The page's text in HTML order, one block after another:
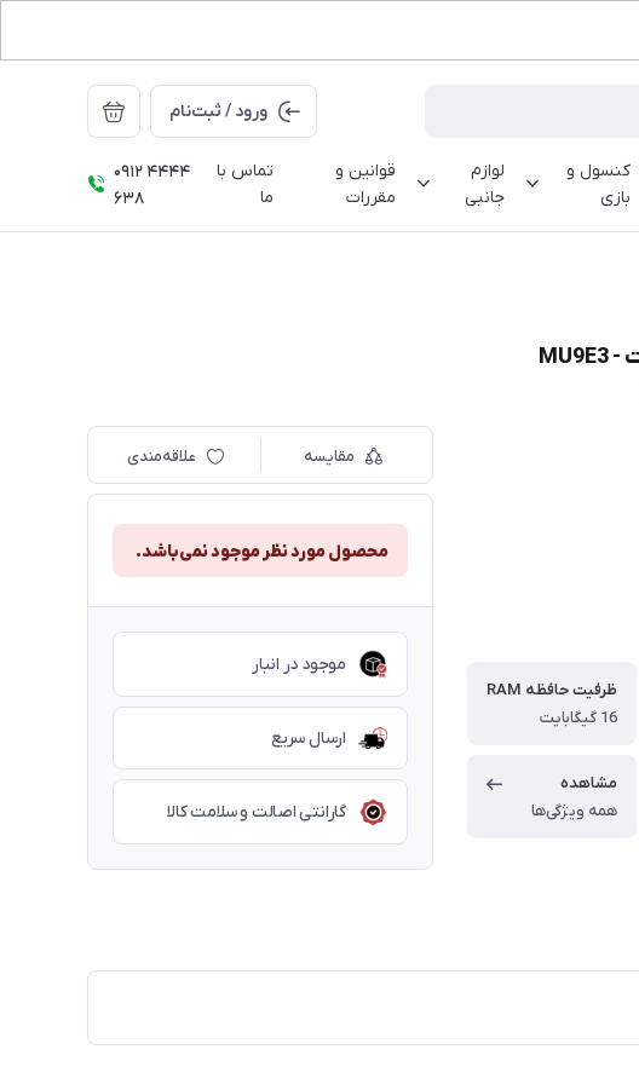
ورود / ثبت‌نام
کنسول و
بازی
لوازم
جانبی
قوانین و
مقررات
تماس با
ما
0912 4444
638
ظرفیت حافظه RAM
16 گیگابایت
مشاهده
همه ویژگی‌ها
مقایسه علاقه‌مندی
محصول مورد نظر موجود نمی‌باشد.
موجود در انبار
ارسال سریع
گارانتی اصالت و سلامت کالا